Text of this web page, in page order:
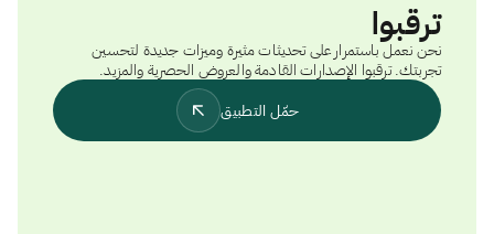
ترقبوا
نحن نعمل باستمرار على تحديثات مثيرة وميزات جديدة لتحسين
تجربتك. ترقبوا الإصدارات القادمة والعروض الحصرية والمزيد.
حمّل التطبيق